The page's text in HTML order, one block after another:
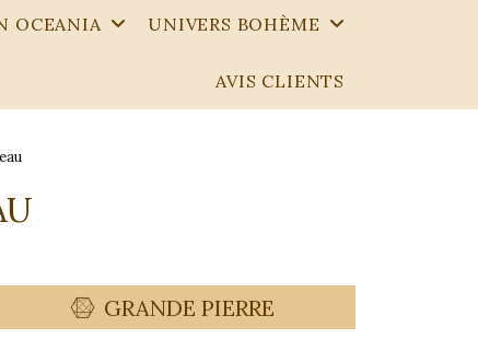
OCEANIA UNIVERS BOHÈME
AVIS CLIENTS
GRANDE PIERRE